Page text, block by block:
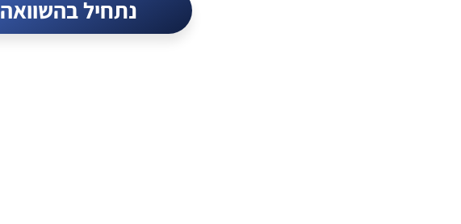
נתחיל בהשוואה